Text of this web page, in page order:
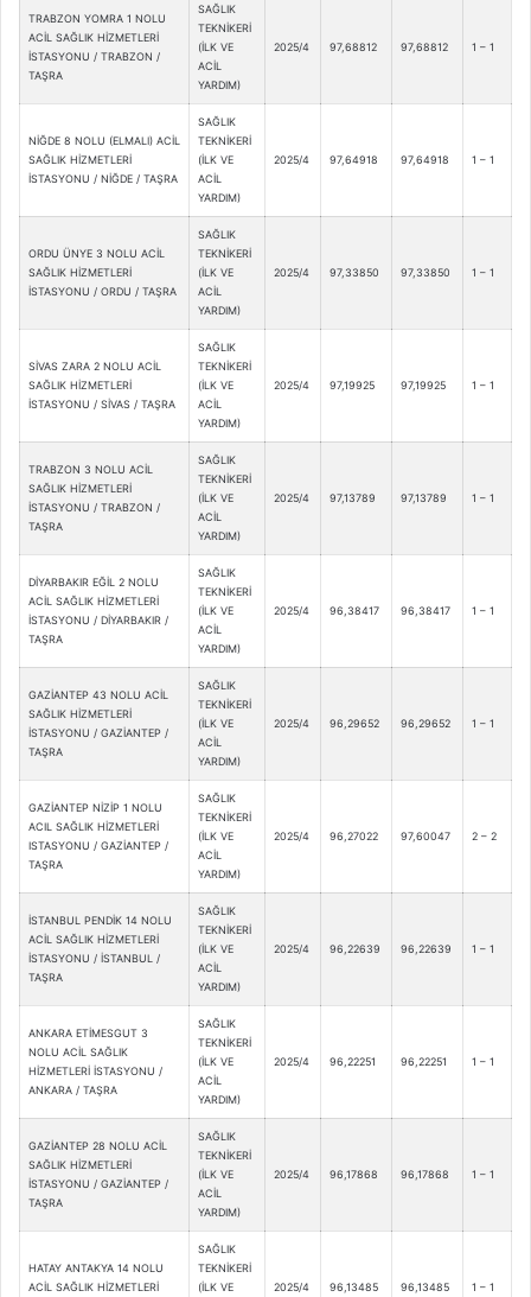
TRABZON YOMRA 1 NOLU
ACİL SAĞLIK HİZMETLERİ
İSTASYONU / TRABZON /
TAŞRA
SAĞLIK
TEKNİKERİ
(İLK VE
ACİL
YARDIM)
2025/4 97,68812 97,68812 1 – 1
NİĞDE 8 NOLU (ELMALI) ACİL
SAĞLIK HİZMETLERİ
İSTASYONU / NİĞDE / TAŞRA
SAĞLIK
TEKNİKERİ
(İLK VE
ACİL
YARDIM)
2025/4 97,64918 97,64918 1 – 1
ORDU ÜNYE 3 NOLU ACİL
SAĞLIK HİZMETLERİ
İSTASYONU / ORDU / TAŞRA
SAĞLIK
TEKNİKERİ
(İLK VE
ACİL
YARDIM)
2025/4 97,33850 97,33850 1 – 1
SİVAS ZARA 2 NOLU ACİL
SAĞLIK HİZMETLERİ
İSTASYONU / SİVAS / TAŞRA
SAĞLIK
TEKNİKERİ
(İLK VE
ACİL
YARDIM)
2025/4 97,19925 97,19925 1 – 1
TRABZON 3 NOLU ACİL
SAĞLIK HİZMETLERİ
İSTASYONU / TRABZON /
TAŞRA
SAĞLIK
TEKNİKERİ
(İLK VE
ACİL
YARDIM)
2025/4 97,13789 97,13789 1 – 1
DİYARBAKIR EĞİL 2 NOLU
ACİL SAĞLIK HİZMETLERİ
İSTASYONU / DİYARBAKIR /
TAŞRA
SAĞLIK
TEKNİKERİ
(İLK VE
ACİL
YARDIM)
2025/4 96,38417 96,38417 1 – 1
GAZİANTEP 43 NOLU ACİL
SAĞLIK HİZMETLERİ
İSTASYONU / GAZİANTEP /
TAŞRA
SAĞLIK
TEKNİKERİ
(İLK VE
ACİL
YARDIM)
2025/4 96,29652 96,29652 1 – 1
GAZİANTEP NİZİP 1 NOLU
ACIL SAĞLIK HİZMETLERİ
ISTASYONU / GAZİANTEP /
TAŞRA
SAĞLIK
TEKNİKERİ
(İLK VE
ACİL
YARDIM)
2025/4 96,27022 97,60047 2 – 2
İSTANBUL PENDİK 14 NOLU
ACİL SAĞLIK HİZMETLERİ
İSTASYONU / İSTANBUL /
TAŞRA
SAĞLIK
TEKNİKERİ
(İLK VE
ACİL
YARDIM)
2025/4 96,22639 96,22639 1 – 1
ANKARA ETİMESGUT 3
NOLU ACİL SAĞLIK
HİZMETLERİ İSTASYONU /
ANKARA / TAŞRA
SAĞLIK
TEKNİKERİ
(İLK VE
ACİL
YARDIM)
2025/4 96,22251 96,22251 1 – 1
GAZİANTEP 28 NOLU ACİL
SAĞLIK HİZMETLERİ
İSTASYONU / GAZİANTEP /
TAŞRA
SAĞLIK
TEKNİKERİ
(İLK VE
ACİL
YARDIM)
2025/4 96,17868 96,17868 1 – 1
HATAY ANTAKYA 14 NOLU
ACİL SAĞLIK HİZMETLERİ
SAĞLIK
TEKNİKERİ
(İLK VE
2025/4 96,13485 96,13485 1 – 1